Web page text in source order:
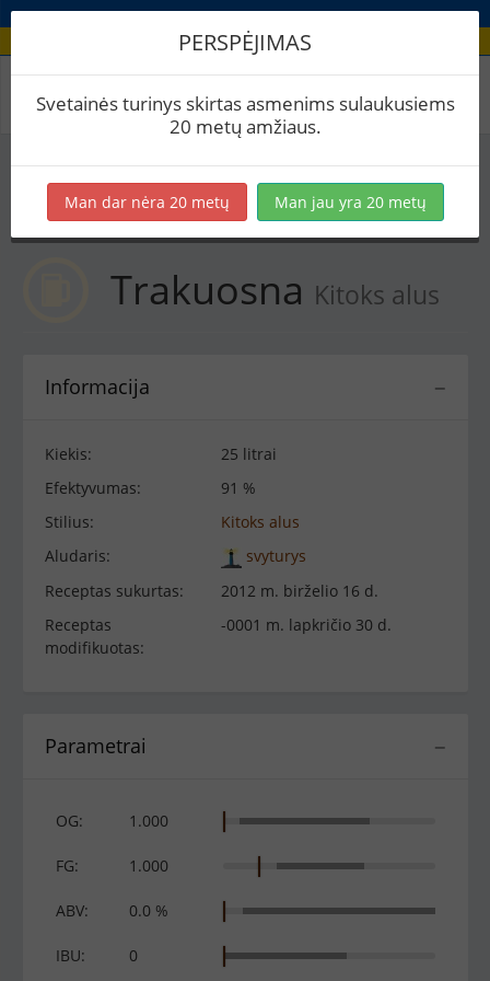
Receptas / Trakuosna
Virimai (1)
BeerXML
Trakuosna Kitoks alus
−
Informacija
Kiekis:
25 litrai
Efektyvumas:
91 %
Stilius:
Kitoks alus
Aludaris:
svyturys
Receptas sukurtas:
2012 m. birželio 16 d.
Receptas
modifikuotas:
-0001 m. lapkričio 30 d.
−
Parametrai
OG: 1.000
FG: 1.000
ABV: 0.0 %
IBU: 0
PERSPĖJIMAS
Svetainės turinys skirtas asmenims sulaukusiems
20 metų amžiaus.
Man dar nėra 20 metų Man jau yra 20 metų